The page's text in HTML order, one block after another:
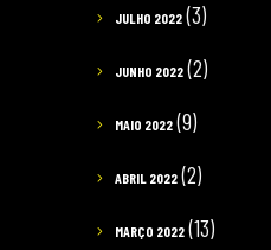
JULHO 2022 (3)
JUNHO 2022 (2)
MAIO 2022 (9)
ABRIL 2022 (2)
MARÇO 2022 (13)